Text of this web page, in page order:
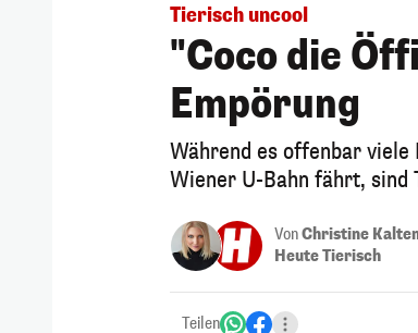
Tierisch uncool
"Coco die
Empörung
Während es offenbar
Wiener U-Bahn fährt,
VonChristine
Heute Tierisch
Teilen